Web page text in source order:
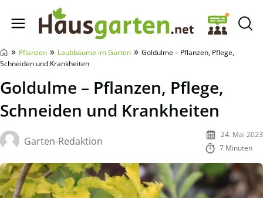
Hausgarten.net
» Pflanzen » Laubbäume im Garten » Goldulme – Pflanzen, Pflege,
Schneiden und Krankheiten
Goldulme – Pflanzen, Pflege,
Schneiden und Krankheiten
Garten-Redaktion
24. Mai 2023
7 Minuten